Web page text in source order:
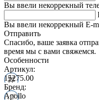
Вы ввели некоррекный
Вы ввели некоррекный E-
Отправить
Спасибо, ваше заявка
время мы с вами свяжемся.
Особенности
Артикул:
15275.00
Бренд:
Apollo